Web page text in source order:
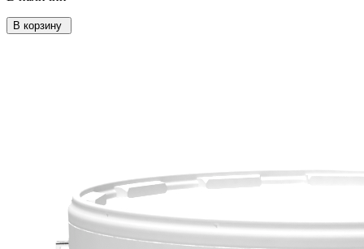
В корзину